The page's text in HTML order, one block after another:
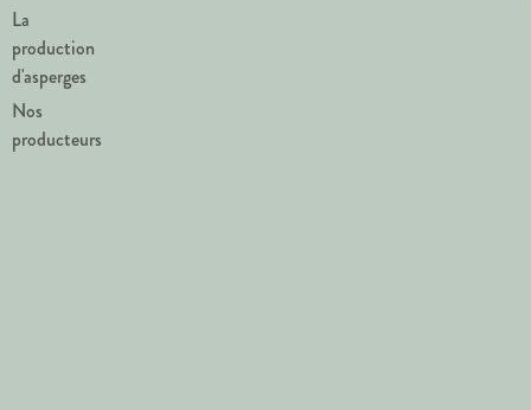
La
production
d'asperges
Nos
producteurs